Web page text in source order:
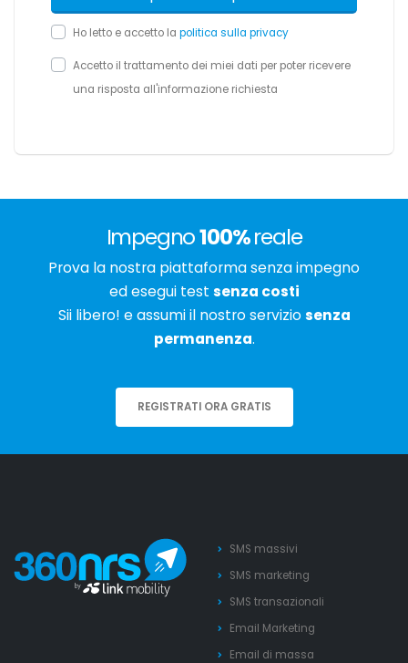
Ho letto e accetto la politica sulla privacy
Accetto il trattamento dei miei dati per poter ricevere
una risposta all'informazione richiesta
Impegno100%reale
Prova la nostra piattaforma senza impegno
ed esegui test senza costi
Sii libero! e assumi il nostro serviziosenza
permanenza.
REGISTRATI ORA GRATIS
SMS massivi
SMS marketing
SMS transazionali
Email Marketing
Email di massa